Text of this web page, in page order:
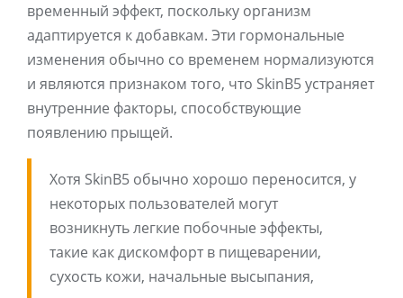
временный эффект, поскольку организм
адаптируется к добавкам. Эти гормональные
изменения обычно со временем нормализуются
и являются признаком того, что SkinB5 устраняет
внутренние факторы, способствующие
появлению прыщей.
Хотя SkinB5 обычно хорошо переносится, у
некоторых пользователей могут
возникнуть легкие побочные эффекты,
такие как дискомфорт в пищеварении,
сухость кожи, начальные высыпания,